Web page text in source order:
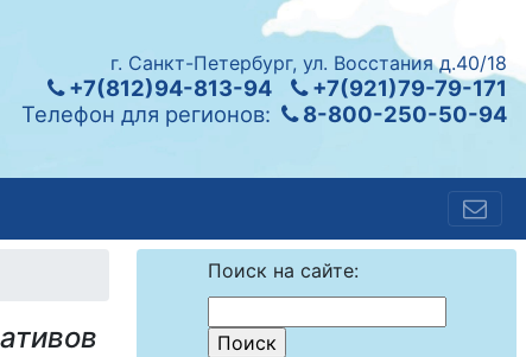
г. Санкт-Петербург, ул. Восстания д.40/18
+7(812)94-813-94
+7(921)79-79-171
Телефон для регионов:
8-800-250-50-94
Поиск на сайте: